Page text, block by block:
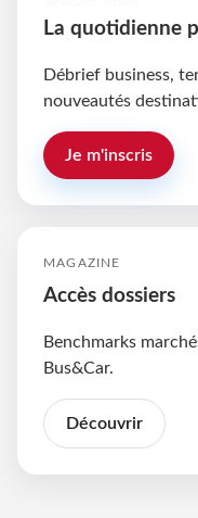
La quotidienne
Débrief business,
nouveautés
Je m'inscris
MAGAZINE
Accès dossiers
Benchmarks
Bus&Car.
Découvrir